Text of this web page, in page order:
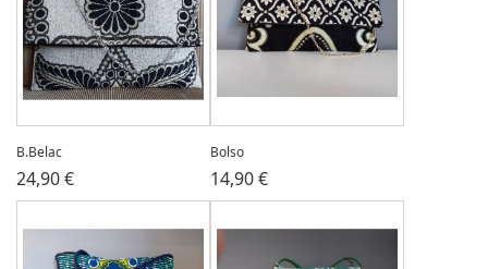
B.Belac
24,90 €
Bolso
14,90 €